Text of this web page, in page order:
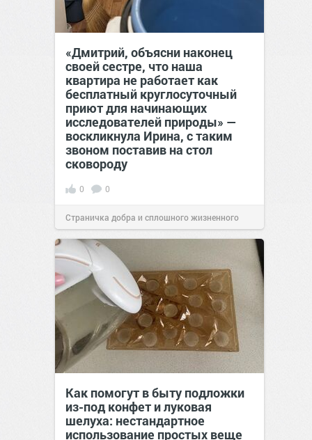
«Дмитрий, объясни наконец
своей сестре, что наша
квартира не работает как
бесплатный круглосуточный
приют для начинающих
исследователей природы» —
воскликнула Ирина, с таким
звоном поставив на стол
сковороду
0 0
Страничка добра и сплошного жизненного
позитива!00:2807 авг 2026
Как помогут в быту подложки
из-под конфет и луковая
шелуха: нестандартное
использование простых веще